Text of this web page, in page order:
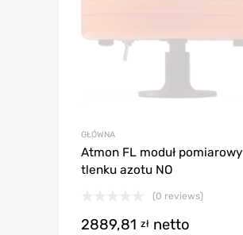
GŁÓWNA
Atmon FL moduł pomiarowy
tlenku azotu NO
(0 reviews)
2889,81 zł netto